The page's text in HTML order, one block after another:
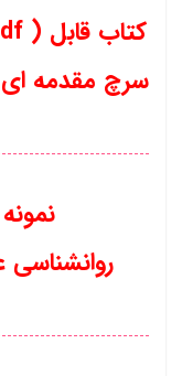
سرچ مقدمه